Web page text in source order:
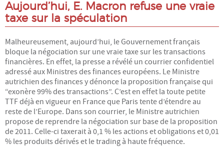
Aujourd’hui, E. Macron refuse une vraie
taxe sur la spéculation
Malheureusement, aujourd’hui, le Gouvernement français
bloque la négociation sur une vraie taxe sur les transactions
financières. En effet, la presse a révélé un courrier confidentiel
adressé aux Ministres des finances européens. Le Ministre
autrichien des finances y dénonce la proposition française qui
“exonère 99% des transactions”. C’est en effet la toute petite
TTF déjà en vigueur en France que Paris tente d’étendre au
reste de l’Europe. Dans son courrier, le Ministre autrichien
propose de reprendre la négociation sur base de la proposition
de 2011. Celle-ci taxerait à 0,1 % les actions et obligations et 0,01
% les produits dérivés et le trading à haute fréquence.